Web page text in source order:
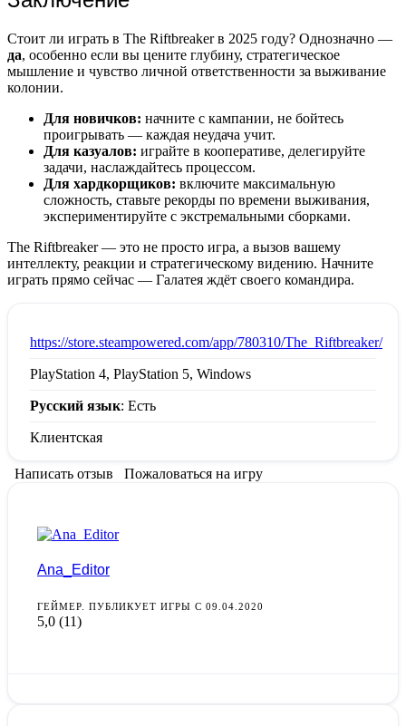
Стоит ли играть в The Riftbreaker в 2025 году? Однозначно —
да, особенно если вы цените глубину, стратегическое
мышление и чувство личной ответственности за выживание
колонии.
Для новичков: начните с кампании, не бойтесь
проигрывать — каждая неудача учит.
Для казуалов: играйте в кооперативе, делегируйте
задачи, наслаждайтесь процессом.
Для хардкорщиков: включите максимальную
сложность, ставьте рекорды по времени выживания,
экспериментируйте с экстремальными сборками.
The Riftbreaker — это не просто игра, а вызов вашему
интеллекту, реакции и стратегическому видению. Начните
играть прямо сейчас — Галатея ждёт своего командира.
https://store.steampowered.com/app/780310/The_Riftbreaker/
PlayStation 4, PlayStation 5, Windows
Русский язык: Есть
Клиентская
Написать отзыв Пожаловаться на игру
Ana_Editor
ГЕЙМЕР. ПУБЛИКУЕТ ИГРЫ С 09.04.2020
5,0 (11)